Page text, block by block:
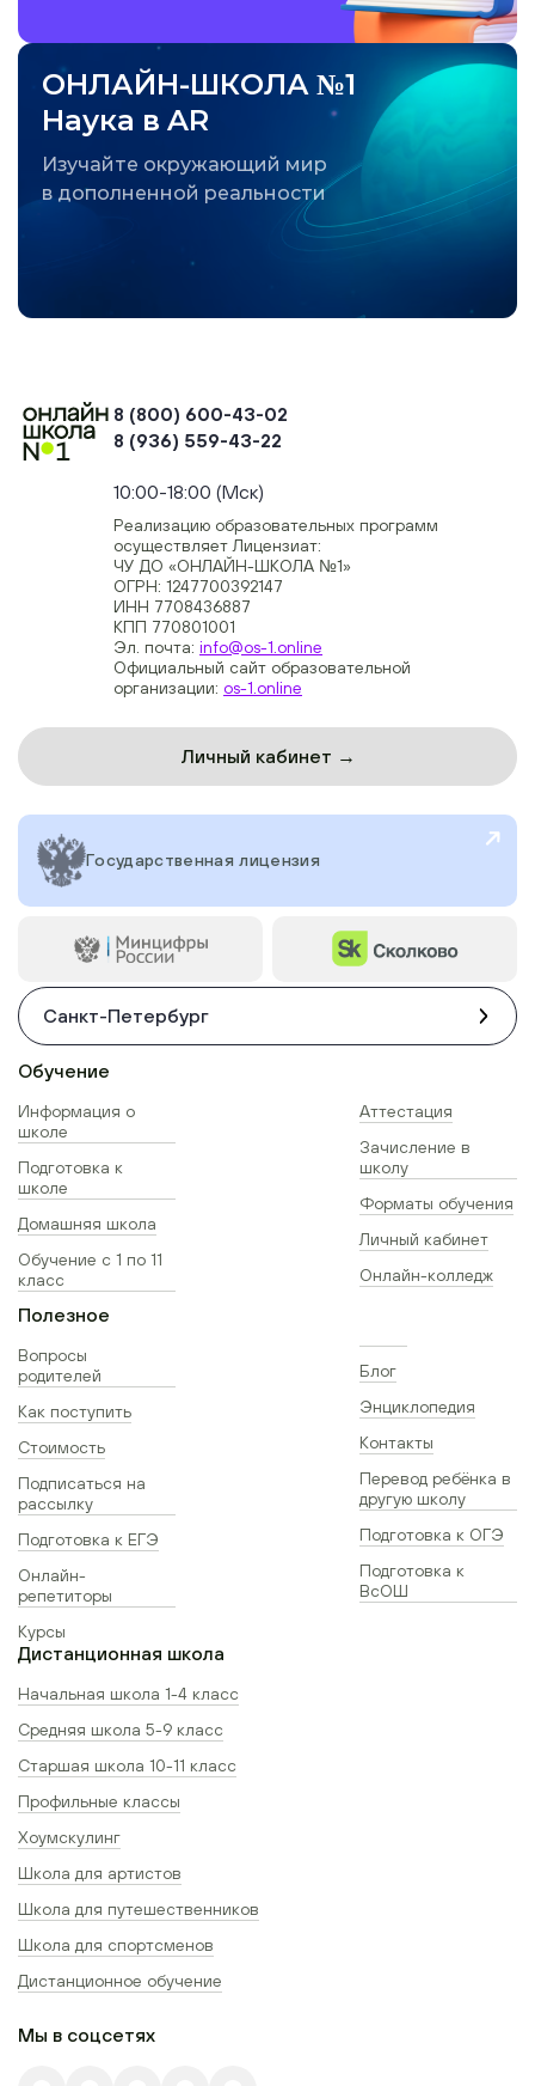
ОНЛАЙН-ШКОЛА №1
Наука в AR
Изучайте окружающий мир
в дополненной реальности
8 (800) 600-43-02
8 (936) 559-43-22
10:00-18:00 (Мск)
Реализацию образовательных программ
осуществляет Лицензиат:
ЧУ ДО «ОНЛАЙН-ШКОЛА №1»
ОГРН: 1247700392147
ИНН 7708436887
КПП 770801001
Эл. почта: info@os-1.online
Официальный сайт образовательной
организации: os-1.online
Личный кабинет →
Государственная лицензия
Санкт-Петербург
Обучение
Информация о
школе
Подготовка к
школе
Домашняя школа
Обучение с 1 по 11
класс
Аттестация
Зачисление в
школу
Форматы обучения
Личный кабинет
Онлайн-колледж
Полезное
Вопросы
родителей
Как поступить
Стоимость
Подписаться на
рассылку
Подготовка к ЕГЭ
Онлайн-
репетиторы
Курсы
Блог
Энциклопедия
Контакты
Перевод ребёнка в
другую школу
Подготовка к ОГЭ
Подготовка к
ВсОШ
Дистанционная школа
Начальная школа 1-4 класс
Средняя школа 5-9 класс
Старшая школа 10-11 класс
Профильные классы
Хоумскулинг
Школа для артистов
Школа для путешественников
Школа для спортсменов
Дистанционное обучение
Мы в соцсетях